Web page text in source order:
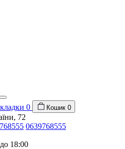
0 Кошик 0
72
0639768555
18:00